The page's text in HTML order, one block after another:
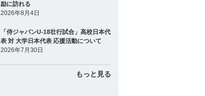
励に訪れる
2026年8月4日
「侍ジャパンU-18壮行試合」高校日本代
表 対 大学日本代表 応援活動について
2026年7月30日
もっと見る